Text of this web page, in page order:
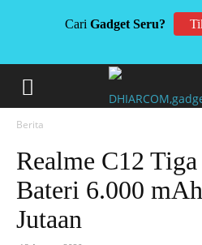
Berita
Realme C12
Bateri 6.000
Jutaan
Cari Gadget Seru?